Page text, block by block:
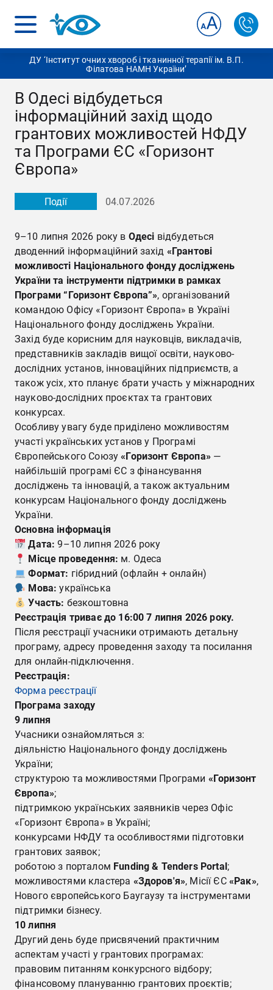
ДУ ‘Інститут очних хвороб і тканинної терапії ім. В.П.
Філатова НАМН України’
В Одесі відбудеться
інформаційний захід щодо
грантових можливостей НФДУ
та Програми ЄС «Горизонт
Європа»
Події 04.07.2026
9–10 липня 2026 року в Одесі відбудеться
дводенний інформаційний захід «Грантові
можливості Національного фонду досліджень
України та інструменти підтримки в рамках
Програми “Горизонт Європа”», організований
командою Офісу «Горизонт Європа» в Україні
Національного фонду досліджень України.
Захід буде корисним для науковців, викладачів,
представників закладів вищої освіти, науково-
дослідних установ, інноваційних підприємств, а
також усіх, хто планує брати участь у міжнародних
науково-дослідних проєктах та грантових
конкурсах.
Особливу увагу буде приділено можливостям
участі українських установ у Програмі
Європейського Союзу«Горизонт Європа»—
найбільшій програмі ЄС з фінансування
досліджень та інновацій, а також актуальним
конкурсам Національного фонду досліджень
України.
Основна інформація
Дата: 9–10 липня 2026 року
Місце проведення: м. Одеса
Формат: гібридний (офлайн + онлайн)
Мова: українська
Участь: безкоштовна
Реєстрація триває до 16:00 7 липня 2026 року.
Після реєстрації учасники отримають детальну
програму, адресу проведення заходу та посилання
для онлайн-підключення.
Реєстрація:
Форма реєстрації
Програма заходу
9 липня
Учасники ознайомляться з:
діяльністю Національного фонду досліджень
України;
структурою та можливостями Програми «Горизонт
Європа»;
підтримкою українських заявників через Офіс
«Горизонт Європа» в Україні;
конкурсами НФДУ та особливостями підготовки
грантових заявок;
роботою з порталом Funding & Tenders Portal;
можливостями кластера «Здоров'я», Місії ЄС «Рак»,
Нового європейського Баугаузу та інструментами
підтримки бізнесу.
10 липня
Другий день буде присвячений практичним
аспектам участі у грантових програмах:
правовим питанням конкурсного відбору;
фінансовому плануванню грантових проєктів;